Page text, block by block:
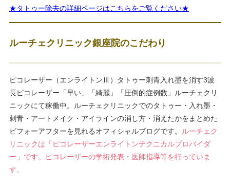
★タトゥー除去の詳細ページはこちらをご覧ください★
ルーチェクリニック銀座院のこだわり
ピコレーザー（エンライトンⅢ）タトゥー刺青入れ墨を消す3波
長ピコレーザー「早い」「綺麗」「圧倒的症例数」ルーチェクリ
ニックにて稼働中。ルーチェクリニックでのタトゥー・入れ墨・
刺青・アートメイク・アイラインの消し方・消えたかをまとめた
ビフォーアフターを見れるオフィシャルブログです。 ルーチェク
リニックは「ピコレーザーエンライトンテクニカルプロバイダ
ー」です。ピコレーザーの学術発表・医師指導等を行っていま
す。